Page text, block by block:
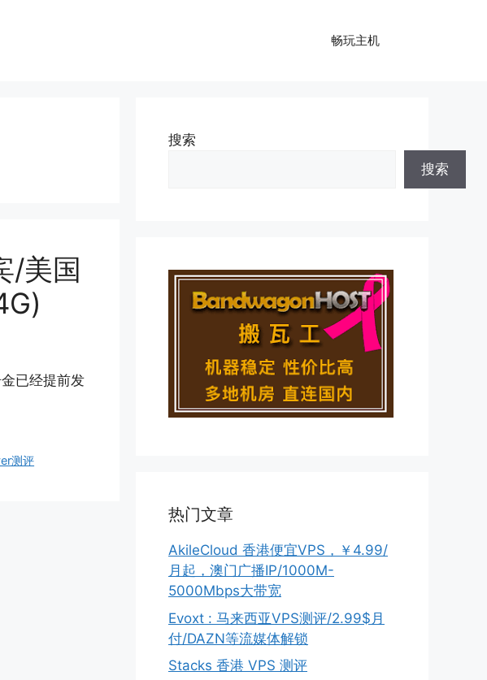
畅玩主机
/美国
已经提前发
测评
搜索
搜索
热门文章
AkileCloud 香港便宜VPS，￥4.99/
月起，澳门广播IP/1000M-
5000Mbps大带宽
Evoxt : 马来西亚VPS测评/2.99$月
付/DAZN等流媒体解锁
Stacks 香港 VPS 测评